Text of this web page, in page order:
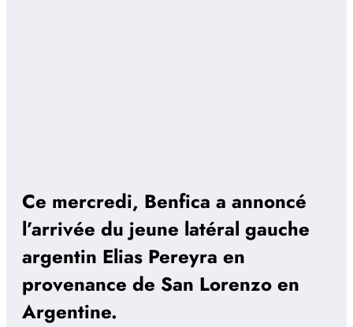
Ce mercredi, Benfica a annoncé
l’arrivée du jeune latéral gauche
argentin Elias Pereyra en
provenance de San Lorenzo en
Argentine.